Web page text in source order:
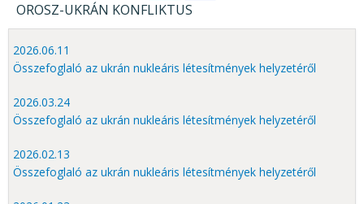
OROSZ-UKRÁN KONFLIKTUS
2026.06.11
Összefoglaló az ukrán nukleáris létesítmények helyzetéről
2026.03.24
Összefoglaló az ukrán nukleáris létesítmények helyzetéről
2026.02.13
Összefoglaló az ukrán nukleáris létesítmények helyzetéről